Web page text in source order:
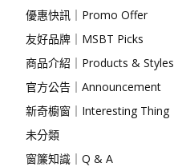
優惠快訊｜Promo Offer
友好品牌｜MSBT Picks
商品介紹｜Products & Styles
官方公告｜Announcement
新奇櫥窗｜Interesting Thing
未分類
窗簾知識｜Q & A